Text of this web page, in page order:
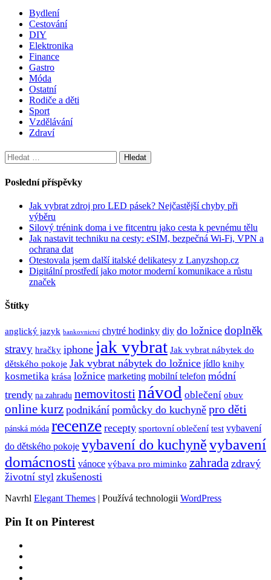
Bydlení
Cestování
DIY
Elektronika
Finance
Gastro
Móda
Ostatní
Rodiče a děti
Sport
Vzdělávání
Zdraví
Vyhledávání
Poslední příspěvky
Jak vybrat zdroj pro LED pásek? Nejčastější chyby při
výběru
Silový trénink doma i ve fitcentru jako cesta k pevnému tělu
Jak nastavit techniku na cesty: eSIM, bezpečná Wi-Fi, VPN a
ochrana dat
Otestovala jsem další italské delikatesy z Lanyzshop.cz
Digitální prostředí jako motor moderní komunikace a růstu
značek
Štítky
anglický jazyk bankovnictví chytré hodinky diy do ložnice doplněk
stravy hračky iphone jak vybrat Jak vybrat nábytek do
dětského pokoje Jak vybrat nábytek do ložnice jídlo knihy
kosmetika krása ložnice marketing mobilní telefon módní
trendy na zahradu nemovitostinávod oblečení obuv
online kurz podnikání pomůcky do kuchyně pro děti
pánská móda recenze recepty sportovní oblečení test vybavení
do dětského pokoje vybavení do kuchyněvybavení
domácnosti vánoce výbava pro miminko zahrada zdravý
životní styl zkušenosti
Navrhl Elegant Themes | Používá technologii WordPress
Pin It on Pinterest